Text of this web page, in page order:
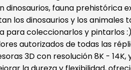
dinosaurios, fauna prehistórica
los dinosaurios y los
para coleccionarlos y pintarlos :)
autorizados de todas las
3D con resolución 8K -